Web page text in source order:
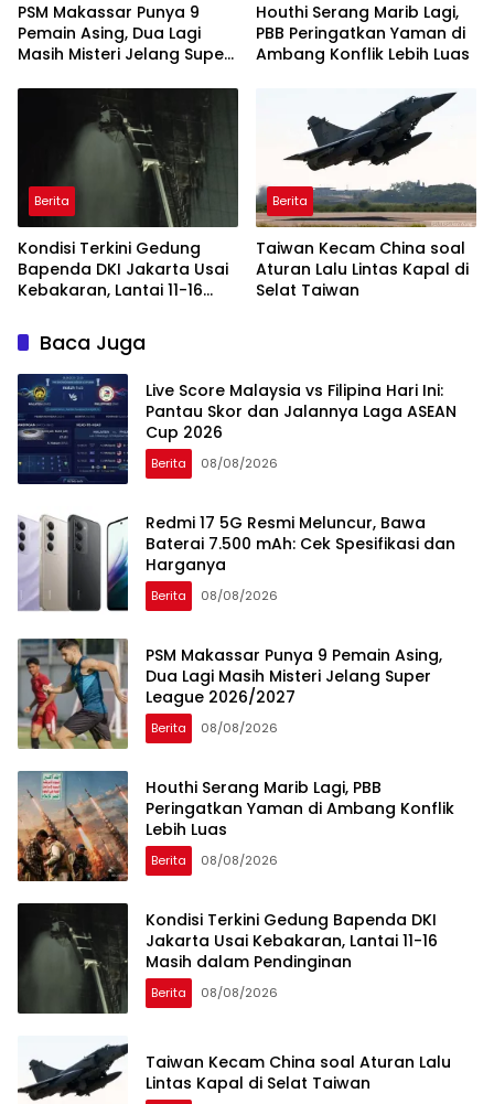
PSM Makassar Punya 9
Pemain Asing, Dua Lagi
Masih Misteri Jelang Super
Houthi Serang Marib Lagi,
PBB Peringatkan Yaman di
Ambang Konflik Lebih Luas
Berita
Kondisi Terkini Gedung
Bapenda DKI Jakarta Usai
Kebakaran, Lantai 11-16
Berita
Taiwan Kecam China soal
Aturan Lalu Lintas Kapal di
Selat Taiwan
Baca Juga
Live Score Malaysia vs Filipina Hari Ini:
Pantau Skor dan Jalannya Laga ASEAN
Cup 2026
Berita 08/08/2026
Redmi 17 5G Resmi Meluncur, Bawa
Baterai 7.500 mAh: Cek Spesifikasi dan
Harganya
Berita 08/08/2026
PSM Makassar Punya 9 Pemain Asing,
Dua Lagi Masih Misteri Jelang Super
League 2026/2027
Berita 08/08/2026
Houthi Serang Marib Lagi, PBB
Peringatkan Yaman di Ambang Konflik
Lebih Luas
Berita 08/08/2026
Kondisi Terkini Gedung Bapenda DKI
Jakarta Usai Kebakaran, Lantai 11-16
Masih dalam Pendinginan
Berita 08/08/2026
Taiwan Kecam China soal Aturan Lalu
Lintas Kapal di Selat Taiwan